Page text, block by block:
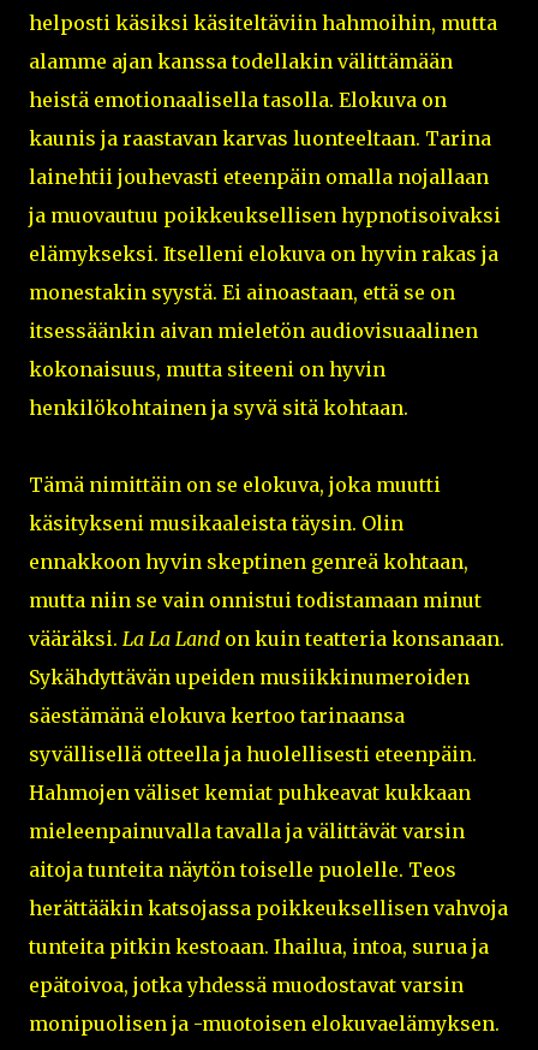
helposti käsiksi käsiteltäviin hahmoihin, mutta
alamme ajan kanssa todellakin välittämään
heistä emotionaalisella tasolla. Elokuva on
kaunis ja raastavan karvas luonteeltaan. Tarina
lainehtii jouhevasti eteenpäin omalla nojallaan
ja muovautuu poikkeuksellisen hypnotisoivaksi
elämykseksi. Itselleni elokuva on hyvin rakas ja
monestakin syystä. Ei ainoastaan, että se on
itsessäänkin aivan mieletön audiovisuaalinen
kokonaisuus, mutta siteeni on hyvin
henkilökohtainen ja syvä sitä kohtaan.
Tämä nimittäin on se elokuva, joka muutti
käsitykseni musikaaleista täysin. Olin
ennakkoon hyvin skeptinen genreä kohtaan,
mutta niin se vain onnistui todistamaan minut
vääräksi. La La Land on kuin teatteria konsanaan.
Sykähdyttävän upeiden musiikkinumeroiden
säestämänä elokuva kertoo tarinaansa
syvällisellä otteella ja huolellisesti eteenpäin.
Hahmojen väliset kemiat puhkeavat kukkaan
mieleenpainuvalla tavalla ja välittävät varsin
aitoja tunteita näytön toiselle puolelle. Teos
herättääkin katsojassa poikkeuksellisen vahvoja
tunteita pitkin kestoaan. Ihailua, intoa, surua ja
epätoivoa, jotka yhdessä muodostavat varsin
monipuolisen ja -muotoisen elokuvaelämyksen.